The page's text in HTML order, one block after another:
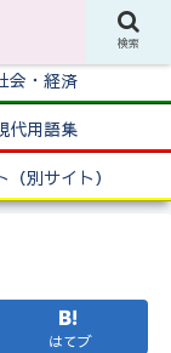
会・経済
代用語集
（別サイト）
はてブ
検索